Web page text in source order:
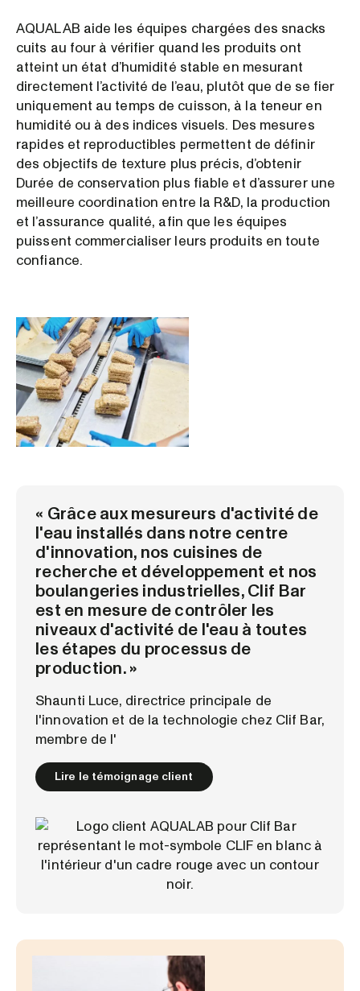
AQUALAB aide les équipes chargées des snacks
cuits au four à vérifier quand les produits ont
atteint un état d’humidité stable en mesurant
directement l’activité de l’eau, plutôt que de se fier
uniquement au temps de cuisson, à la teneur en
humidité ou à des indices visuels. Des mesures
rapides et reproductibles permettent de définir
des objectifs de texture plus précis, d’obtenir
Durée de conservation plus fiable et d’assurer une
meilleure coordination entre la R&D, la production
et l’assurance qualité, afin que les équipes
puissent commercialiser leurs produits en toute
confiance.
« Grâce aux mesureurs d'activité de
l'eau installés dans notre centre
d'innovation, nos cuisines de
recherche et développement et nos
boulangeries industrielles, Clif Bar
est en mesure de contrôler les
niveaux d'activité de l'eau à toutes
les étapes du processus de
production. »
Shaunti Luce, directrice principale de
l'innovation et de la technologie chez Clif Bar,
membre de l'
Lire le témoignage client